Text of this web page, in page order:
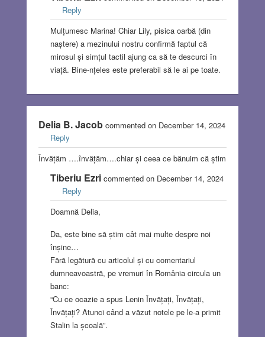
Reply
Mulțumesc Marina! Chiar Lily, pisica oarbă (din
naștere) a mezinului nostru confirmă faptul că
mirosul și simțul tactil ajung ca să te descurci în
viață. Bine-nțeles este preferabil să le ai pe toate.
Delia B. Jacobcommented on December 14, 2024
Reply
Învățăm ….învățăm….chiar și ceea ce bănuim că știm
Tiberiu Ezricommented on December 14, 2024
Reply
Doamnă Delia,
Da, este bine să știm cât mai multe despre noi
înșine…
Fără legătură cu articolul și cu comentariul
dumneavoastră, pe vremuri în România circula un
banc:
“Cu ce ocazie a spus Lenin Învățați, Învățați,
Învățați? Atunci când a văzut notele pe le-a primit
Stalin la școală”.